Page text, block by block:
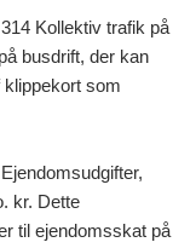
Kollektiv trafik på
busdrift, der kan
som
kr. Dette
til ejendomsskat på